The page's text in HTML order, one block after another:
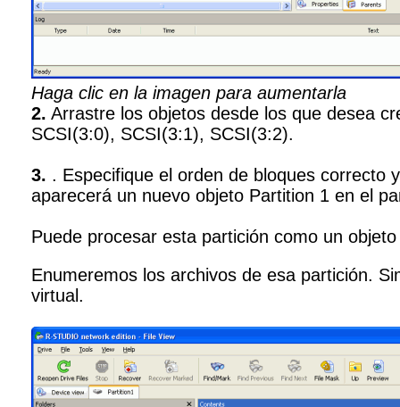
Haga clic en la imagen para aumentarla
2. Arrastre los objetos desde los que desea
SCSI(3:0), SCSI(3:1), SCSI(3:2).
3. . Especifique el orden de bloques correcto
aparecerá un nuevo objeto Partition 1 en el
Puede procesar esta partición como un objeto
Enumeremos los archivos de esa partición.
virtual.